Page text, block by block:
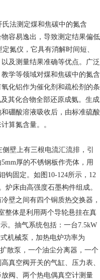
法测定煤和焦碳中的氮含
容易逸出，导致测定结果偏低
氮仪，它具有消解时间短、
及测量结果准确等优点。广泛
学等领域对煤和焦碳中的氮含
化铝作为催化剂和疏松剂的条
其化合物全部还原成氨。生成
硼酸溶液吸收后，由标准硫酸
算氮含量。。
壁上有三根电流汇流排，引
厚的不锈钢板作壳体，用
钩固定。如图10-124所示，12
炉床由高强度石墨构件组成。
壁之间有四个铜质热交换器，
整体是利用两个导轮悬挂在真
抽气系统包括：一台7.5kW
机械泵，加热电炉功率为
散泵，一个油尘分离器，一个
真空阀开关的气缸、压力表、
阀、两个热电偶真空计测量